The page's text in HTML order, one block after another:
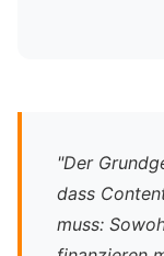
"Der
dass
muss: